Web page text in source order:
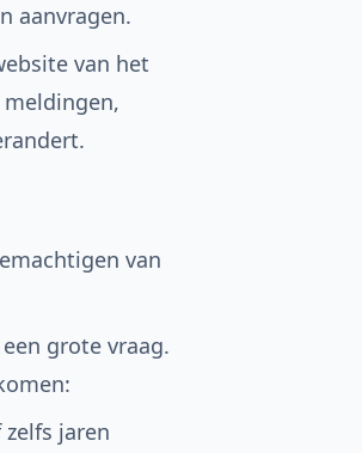
aanvragen.
van het
van
grote vraag.
jaren